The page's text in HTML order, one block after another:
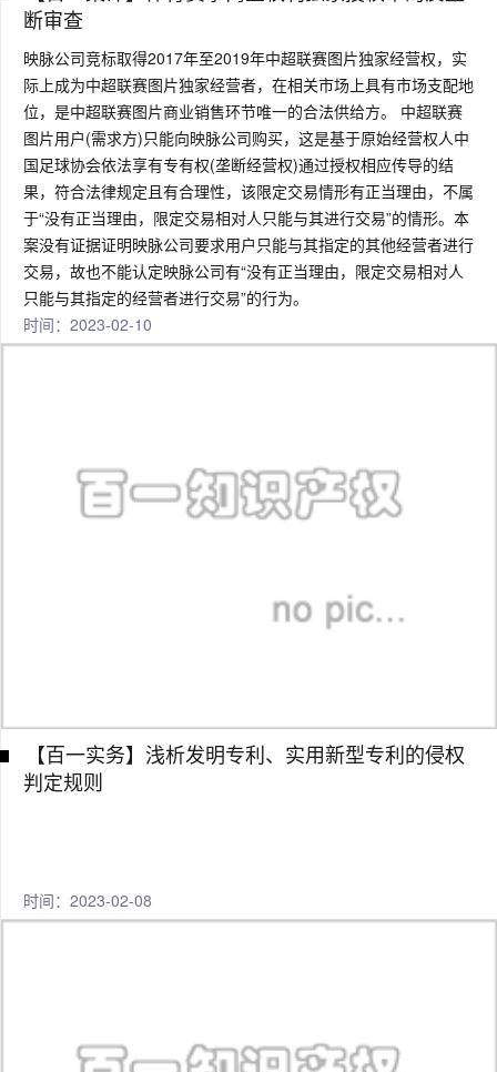
断审查
映脉公司竞标取得2017年至2019年中超联赛图片独家经营权，实
际上成为中超联赛图片独家经营者，在相关市场上具有市场支配地
位，是中超联赛图片商业销售环节唯一的合法供给方。 中超联赛
图片用户(需求方)只能向映脉公司购买，这是基于原始经营权人中
国足球协会依法享有专有权(垄断经营权)通过授权相应传导的结
果，符合法律规定且有合理性，该限定交易情形有正当理由，不属
于“没有正当理由，限定交易相对人只能与其进行交易”的情形。本
案没有证据证明映脉公司要求用户只能与其指定的其他经营者进行
交易，故也不能认定映脉公司有“没有正当理由，限定交易相对人
只能与其指定的经营者进行交易”的行为。
时间：2023-02-10
【百一实务】浅析发明专利、实用新型专利的侵权
判定规则
时间：2023-02-08